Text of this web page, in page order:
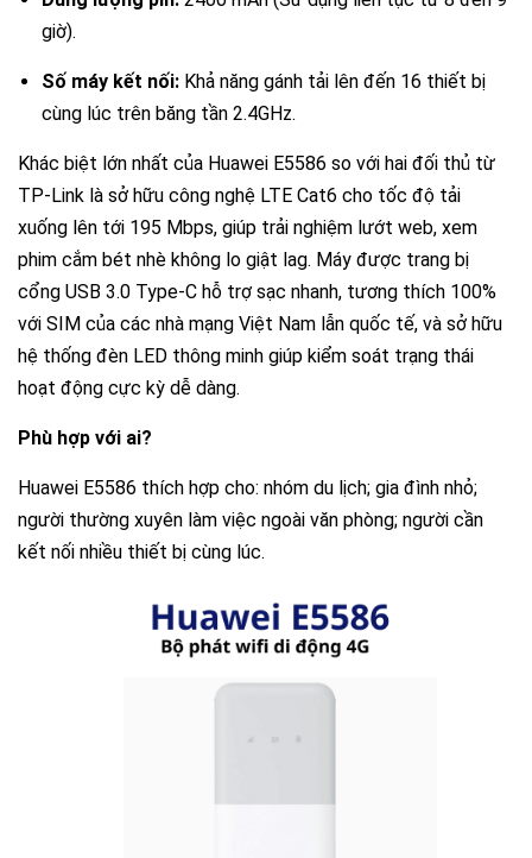
giờ).
Số máy kết nối: Khả năng gánh tải lên đến 16 thiết bị
cùng lúc trên băng tần 2.4GHz.
Khác biệt lớn nhất của Huawei E5586 so với hai đối thủ từ
TP-Link là sở hữu công nghệ LTE Cat6 cho tốc độ tải
xuống lên tới 195 Mbps, giúp trải nghiệm lướt web, xem
phim cắm bét nhè không lo giật lag. Máy được trang bị
cổng USB 3.0 Type-C hỗ trợ sạc nhanh, tương thích 100%
với SIM của các nhà mạng Việt Nam lẫn quốc tế, và sở hữu
hệ thống đèn LED thông minh giúp kiểm soát trạng thái
hoạt động cực kỳ dễ dàng.
Phù hợp với ai?
Huawei E5586 thích hợp cho: nhóm du lịch; gia đình nhỏ;
người thường xuyên làm việc ngoài văn phòng; người cần
kết nối nhiều thiết bị cùng lúc.